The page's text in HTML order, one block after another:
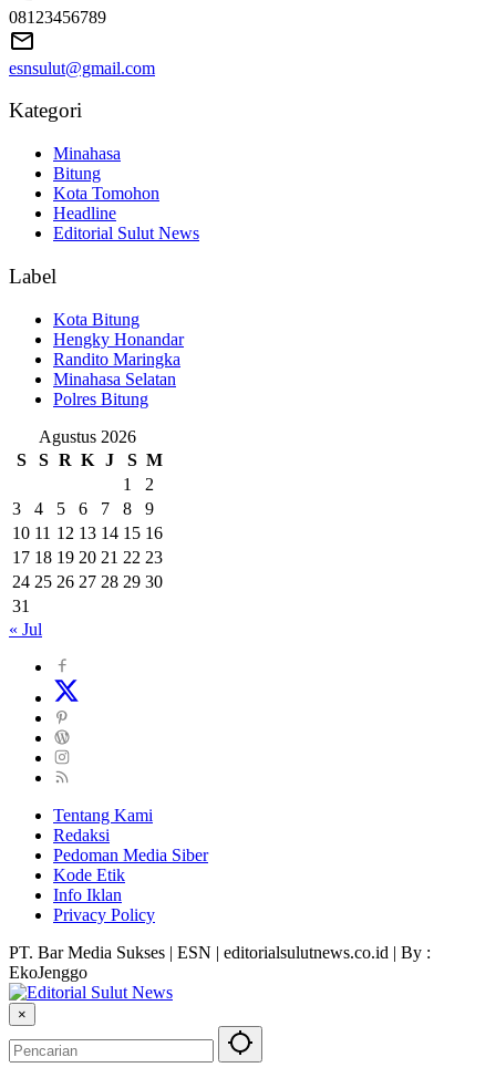
08123456789
esnsulut@gmail.com
Kategori
Minahasa
Bitung
Kota Tomohon
Headline
Editorial Sulut News
Label
Kota Bitung
Hengky Honandar
Randito Maringka
Minahasa Selatan
Polres Bitung
Agustus 2026
S
S R K J S M
1
2
3
4 5 6 7 8
9
10 11 12 13 14 15 16
17 18 19 20 21 22 23
24 25 26 27 28 29 30
31
« Jul
Tentang Kami
Redaksi
Pedoman Media Siber
Kode Etik
Info Iklan
Privacy Policy
PT. Bar Media Sukses | ESN | editorialsulutnews.co.id | By :
EkoJenggo
×